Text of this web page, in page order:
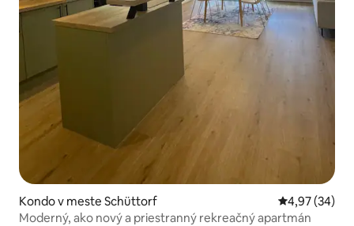
Kondo v meste Schüttorf Priemerné
4,97 (34)
Moderný, ako nový a priestranný rekreačný apartmán